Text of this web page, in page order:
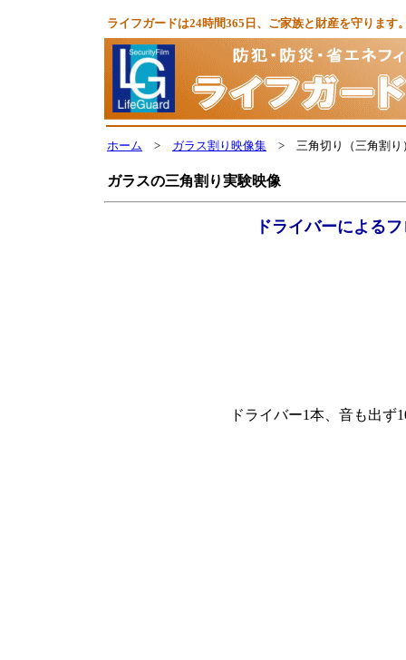
ライフガードは24時間365日、ご家族と財産を守りま
ホーム > ガラス割り映像集 > 三角切り（三角割り
ガラスの三角割り実験映像
ドライバーによる
ドライバー1本、音も出ず